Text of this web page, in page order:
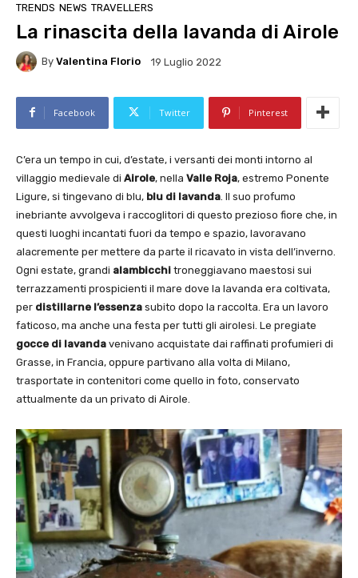
TRENDS NEWS TRAVELLERS
La rinascita della lavanda di Airole
By Valentina Florio 19 Luglio 2022
Facebook Twitter Pinterest
C’era un tempo in cui, d’estate, i versanti dei monti intorno al
villaggio medievale di Airole, nella Valle Roja, estremo Ponente
Ligure, si tingevano di blu, blu di lavanda . Il suo profumo
inebriante avvolgeva i raccoglitori di questo prezioso fiore che, in
questi luoghi incantati fuori da tempo e spazio, lavoravano
alacremente per mettere da parte il ricavato in vista dell’inverno.
Ogni estate, grandi alambicchi troneggiavano maestosi sui
terrazzamenti prospicienti il mare dove la lavanda era coltivata,
per distillarne l’essenza subito dopo la raccolta. Era un lavoro
faticoso, ma anche una festa per tutti gli airolesi. Le pregiate
gocce di lavanda venivano acquistate dai raffinati profumieri di
Grasse, in Francia, oppure partivano alla volta di Milano,
trasportate in contenitori come quello in foto, conservato
attualmente da un privato di Airole.